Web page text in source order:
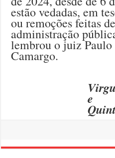
estão vedadas, em
ou remoções feitas
administração
lembrou o juiz
Camargo.
e